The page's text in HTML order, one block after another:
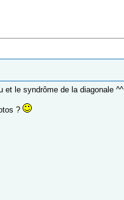
et le syndrôme de la diagonale ^^
?